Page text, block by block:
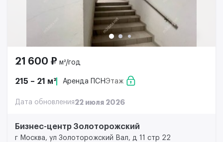
21 600 ₽ м²/год
215 – 21 м² Аренда ПСНЭтаж
Дата обновления22 июля 2026
Бизнес-центр Золоторожский
г Москва, ул Золоторожский Вал, д 11 стр 22